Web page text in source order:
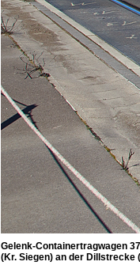
Gelenk-Containertragwagen
(Kr. Siegen) an der Dillstrecke